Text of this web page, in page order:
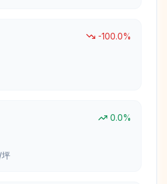
-100.0%
0.0%